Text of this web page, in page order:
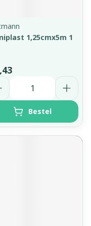
1,25cmx5m 1
Bestel